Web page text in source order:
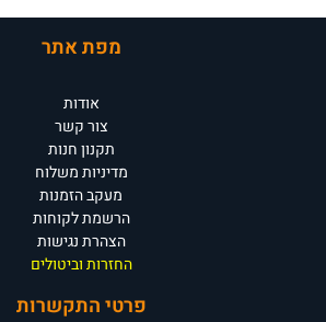
מפת אתר
אודות
צור קשר
תקנון חנות
מדיניות משלוח
מעקב הזמנות
הרשמת לקוחות
הצהרת נגישות
החזרות וביטולים
פרטי התקשרות